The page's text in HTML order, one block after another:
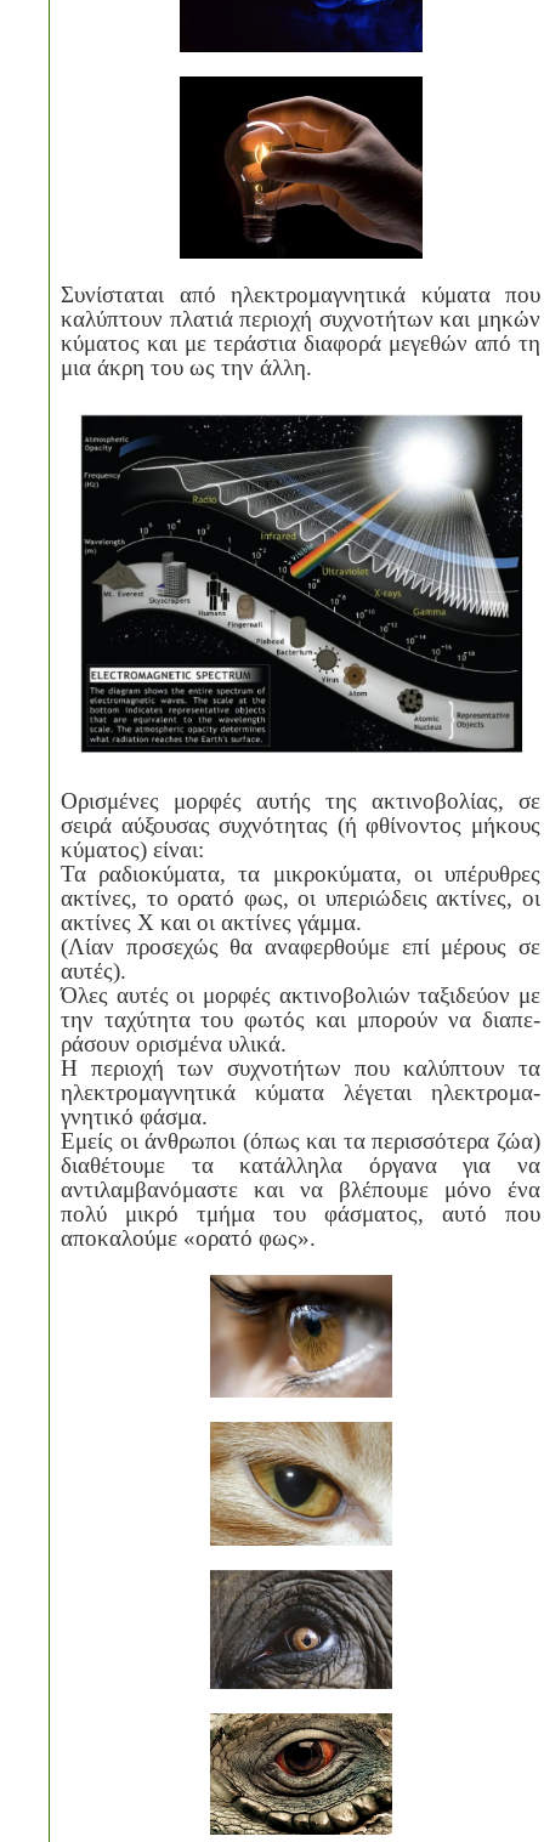
Συνίσταται από ηλεκτρομαγνητικά κύματα που
καλύπτουν πλατιά περιοχή συχνοτήτων και μηκών
κύματος και με τεράστια διαφορά μεγεθών από τη
μια άκρη του ως την άλλη.
Ορισμένες μορφές αυτής της ακτινοβολίας, σε
σειρά αύξουσας συχνότητας (ή φθίνοντος μήκους
κύματος) είναι:
Τα ραδιοκύματα, τα μικροκύματα, οι υπέρυθρες
ακτίνες, το ορατό φως, οι υπεριώδεις ακτίνες, οι
ακτίνες Χ και οι ακτίνες γάμμα.
(Λίαν προσεχώς θα αναφερθούμε επί μέρους σε
αυτές).
Όλες αυτές οι μορφές ακτινοβολιών ταξιδεύον με
την ταχύτητα του φωτός και μπορούν να διαπε-
ράσουν ορισμένα υλικά.
Η περιοχή των συχνοτήτων που καλύπτουν τα
ηλεκτρομαγνητικά κύματα λέγεται ηλεκτρομα-
γνητικό φάσμα.
Εμείς οι άνθρωποι (όπως και τα περισσότερα ζώα)
διαθέτουμε τα κατάλληλα όργανα για να
αντιλαμβανόμαστε και να βλέπουμε μόνο ένα
πολύ μικρό τμήμα του φάσματος, αυτό που
αποκαλούμε «ορατό φως».